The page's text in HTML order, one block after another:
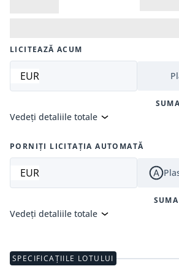
LICITEAZĂ ACUM
EUR
Vedeți detaliile totale
PORNIȚI LICITAȚIA AUTOMATĂ
EUR
Vedeți detaliile totale
SPECIFICAȚIILE LOTULUI